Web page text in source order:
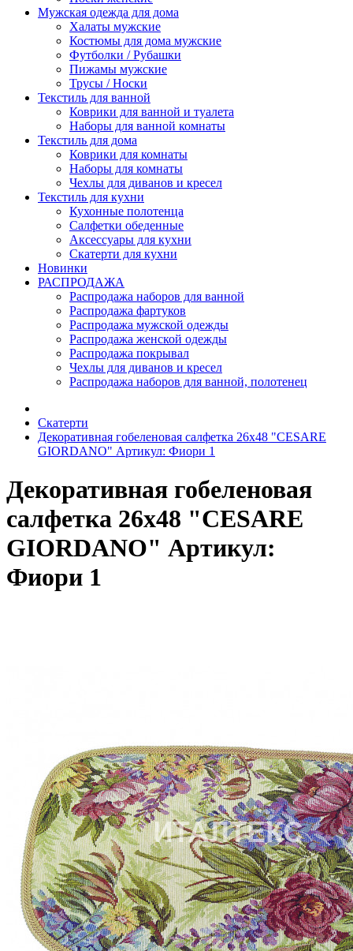
Мужская одежда для дома
Халаты мужские
Костюмы для дома мужские
Футболки / Рубашки
Пижамы мужские
Трусы / Носки
Текстиль для ванной
Коврики для ванной и туалета
Наборы для ванной комнаты
Текстиль для дома
Коврики для комнаты
Наборы для комнаты
Чехлы для диванов и кресел
Текстиль для кухни
Кухонные полотенца
Салфетки обеденные
Аксессуары для кухни
Скатерти для кухни
Новинки
РАСПРОДАЖА
Распродажа наборов для ванной
Распродажа фартуков
Распродажа мужской одежды
Распродажа женской одежды
Распродажа покрывал
Чехлы для диванов и кресел
Распродажа наборов для ванной, полотенец
Скатерти
Декоративная гобеленовая салфетка 26х48 "CESARE
GIORDANO" Артикул: Фиори 1
Декоративная гобеленовая
салфетка 26х48 "CESARE
GIORDANO" Артикул:
Фиори 1